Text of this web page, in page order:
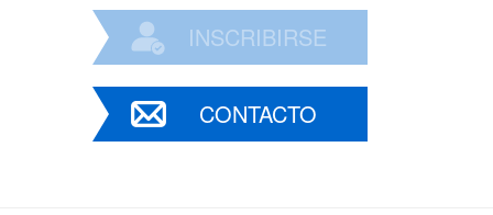
INSCRIBIRSE
CONTACTO